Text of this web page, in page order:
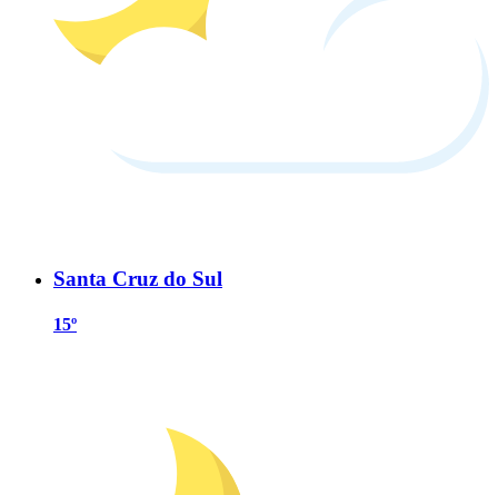
Santa Cruz do Sul
15º